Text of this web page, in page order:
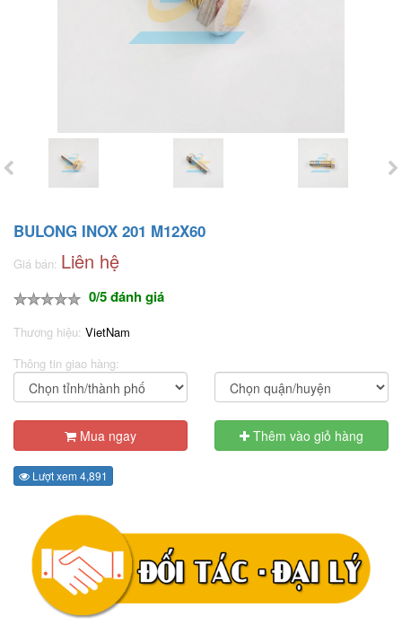
BULONG INOX 201 M12X60
Giá bán: Liên hệ
0/5 đánh giá
Thương hiệu: VietNam
Thông tin giao hàng:
Mua ngay Thêm vào giỏ hàng
Lượt xem 4,891